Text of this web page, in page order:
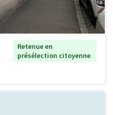
Retenue en
présélection citoyenne